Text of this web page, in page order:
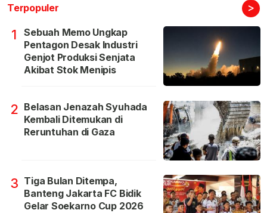
Terpopuler >
1
Sebuah Memo Ungkap
Pentagon Desak Industri
Genjot Produksi Senjata
Akibat Stok Menipis
2 Belasan Jenazah Syuhada
Kembali Ditemukan di
Reruntuhan di Gaza
3 Tiga Bulan Ditempa,
Banteng Jakarta FC Bidik
Gelar Soekarno Cup 2026